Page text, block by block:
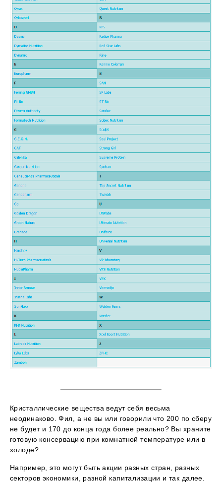
Кристаллические вещества ведут себя весьма
неодинаково. Фил, а не вы или говорили что 200 по сберу
не будет и 170 до конца года более реально? Вы храните
готовую консервацию при комнатной температуре или в
холоде?
Например, это могут быть акции разных стран, разных
секторов экономики, разной капитализации и так далее.